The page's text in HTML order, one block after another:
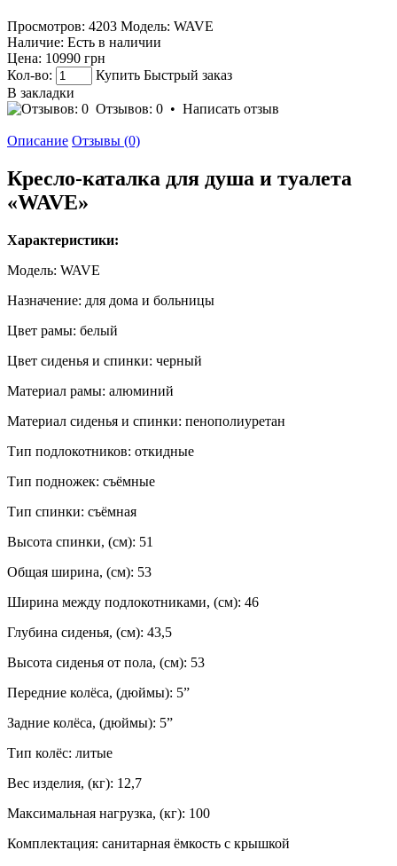
Просмотров: 4203 Модель: WAVE
Наличие: Есть в наличии
Цена: 10990 грн
Кол-во:
Купить Быстрый заказ
В закладки
Отзывов: 0 • Написать отзыв
Описание Отзывы (0)
Кресло-каталка для душа и туалета
«WAVE»
Характеристики:
Модель: WAVE
Назначение: для дома и больницы
Цвет рамы: белый
Цвет сиденья и спинки: черный
Материал рамы: алюминий
Материал сиденья и спинки: пенополиуретан
Тип подлокотников: откидные
Тип подножек: съёмные
Тип спинки: съёмная
Высота спинки, (см): 51
Общая ширина, (см): 53
Ширина между подлокотниками, (см): 46
Глубина сиденья, (см): 43,5
Высота сиденья от пола, (см): 53
Передние колёса, (дюймы): 5”
Задние колёса, (дюймы): 5”
Тип колёс: литые
Вес изделия, (кг): 12,7
Максимальная нагрузка, (кг): 100
Комплектация: санитарная ёмкость с крышкой